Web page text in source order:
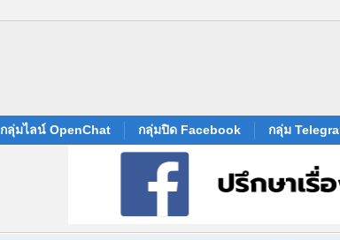
กลุ่มไลน์ OpenChat กลุ่มปิด Facebook กลุ่ม